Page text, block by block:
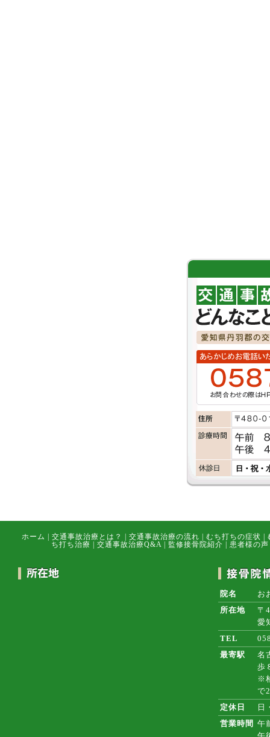
ホーム 交通事故治療とは？ 交通事故治療の流れ むち打ちの症状
ち打ち治療
交通事故治療Q&A 監修接骨院紹介 患者様の声
院名
お
所在地
〒
愛
TEL
最寄駅
名
歩
※
で
定休日
日
営業時間 午